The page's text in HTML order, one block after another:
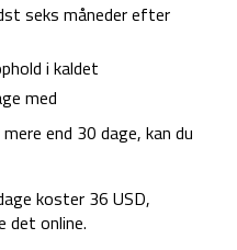
seks måneder efter
i kaldet
med
end 30 dage, kan du
koster 36 USD,
det online.